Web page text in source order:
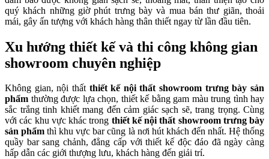
quý khách những giờ phút trưng bày và mua bán thư giãn, thoải
mái, gây ấn tượng với khách hàng thân thiết ngay từ lần đầu tiên.
Xu hướng thiết kế và thi công không gian
showroom chuyên nghiệp
Không gian, nội thất thiết kế nội thất showroom trưng bày sản
phẩm thường được lựa chọn, thiết kế bằng gam màu trung tình hay
sắc trắng tinh khiết mang đến cảm giác sạch sẽ, trang trọng. Cùng
với các khu vực khác trong thiết kế nội thất showroom trưng bày
sản phẩm thì khu vực bar cũng là nơi hút khách đến nhất. Hệ thống
quầy bar sang chảnh, đẳng cấp với thiết kế độc đáo đã ngày càng
hấp dẫn các giới thượng lưu, khách hàng đến giải trí.